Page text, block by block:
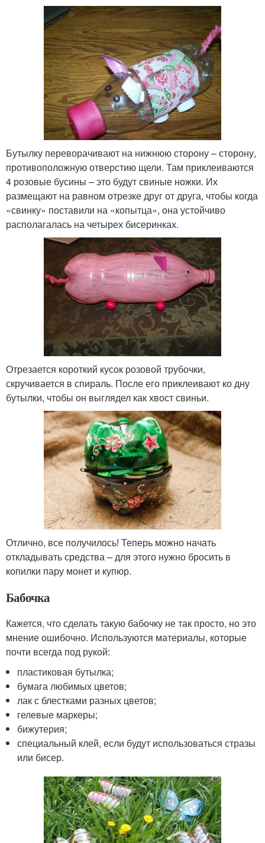
Бутылку переворачивают на нижнюю сторону – сторону,
противоположную отверстию щели. Там приклеиваются
4 розовые бусины – это будут свиные ножки. Их
размещают на равном отрезке друг от друга, чтобы когда
«свинку» поставили на «копытца», она устойчиво
располагалась на четырех бисеринках.
Отрезается короткий кусок розовой трубочки,
скручивается в спираль. После его приклеивают ко дну
бутылки, чтобы он выглядел как хвост свиньи.
Отлично, все получилось! Теперь можно начать
откладывать средства – для этого нужно бросить в
копилки пару монет и купюр.
Бабочка
Кажется, что сделать такую ​​бабочку не так просто, но это
мнение ошибочно. Используются материалы, которые
почти всегда под рукой:
пластиковая бутылка;
бумага любимых цветов;
лак с блестками разных цветов;
гелевые маркеры;
бижутерия;
специальный клей, если будут использоваться стразы
или бисер.